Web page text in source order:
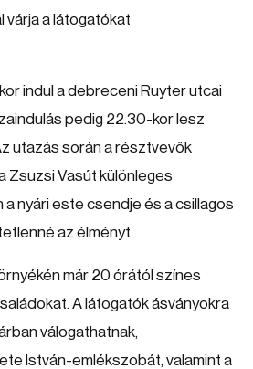
várja a látogatókat
indul a debreceni Ruyter utcai
pedig 22.30-kor lesz
utazás során a résztvevők
Zsuzsi Vasút különleges
a nyári este csendje és a csillagos
az élményt.
már 20 órától színes
A látogatók ásványokra
válogathatnak,
István-emlékszobát, valamint a